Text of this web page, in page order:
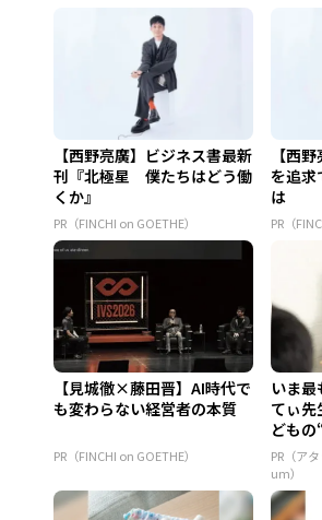
【西野亮廣】ビジネス書最新
刊『北極星 僕たちはどう働
くか』
PR（FINCHI on GOETHE）
【西
を追求
は
PR（
【見城徹×藤田晋】AI時代で
も変わらない経営者の本質
PR（FINCHI on GOETHE）
いま最
てぃ先
ども
ん...
PR（ア
um）